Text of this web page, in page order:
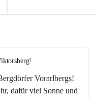
Vorarlbergs!
dafür viel Sonne und